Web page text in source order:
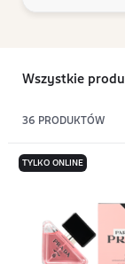
Wszystkie
36 PRODUKTÓW
TYLKO ONLINE